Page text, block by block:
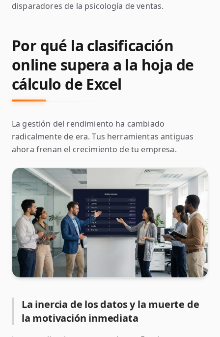
disparadores de la psicología de ventas.
Por qué la clasificación
online supera a la hoja de
cálculo de Excel
La gestión del rendimiento ha cambiado
radicalmente de era. Tus herramientas antiguas
ahora frenan el crecimiento de tu empresa.
La inercia de los datos y la muerte de
la motivación inmediata